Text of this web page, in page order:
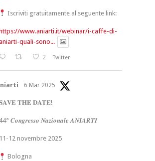
Iscriviti gratuitamente al seguente link:
https://www.aniarti.it/webinar/i-caffe-di-
quali-sono...
2 Twitter
6 Mar 2025
𝐓𝐇𝐄 𝐃𝐀𝐓𝐄!
44° 𝑪𝒐𝒏𝒈𝒓𝒆𝒔𝒔𝒐 𝑵𝒂𝒛𝒊𝒐𝒏𝒂𝒍𝒆 𝑨𝑵𝑰𝑨𝑹𝑻𝑰
11-12 novembre 2025
Bologna